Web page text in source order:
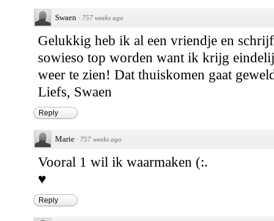
Swaen · 757 weeks ago
Gelukkig heb ik al een vriendje en
sowieso top worden want ik krijg
weer te zien! Dat thuiskomen gaat
Liefs, Swaen
Reply
Marie · 757 weeks ago
Vooral 1 wil ik waarmaken (:.
♥
Reply